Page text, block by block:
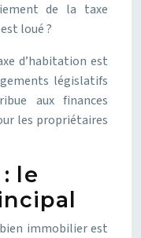
de la taxe
loué ?
d’habitation est
législatifs
aux finances
les propriétaires
le
immobilier est